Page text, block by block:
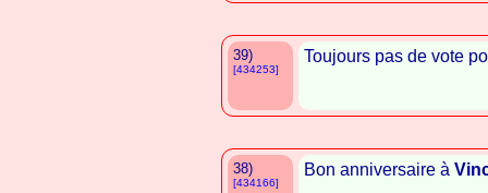
39)
[434253]
Toujours pas de vote
38)
[434166]
Bon anniversaire à